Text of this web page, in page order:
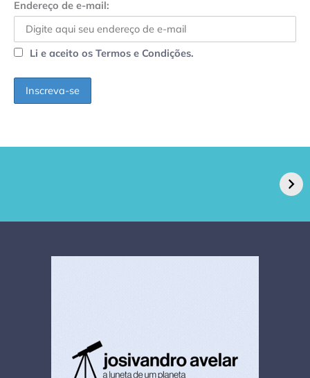
Endereço de e-mail:
Li e aceito os Termos e Condições.
caso de superfungo